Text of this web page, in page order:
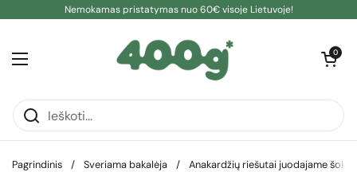
Pereiti prie turinioNemokamas pristatymas nuo 60€ visoje Lietuvoje!
Atidaryti meniu
Atidaryti
0
Pagrindinis / Sveriama bakalėja / Anakardžių riešutai juodajame